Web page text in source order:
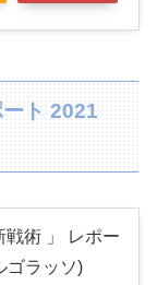
ト 2021
戦術 」 レポー
ゴラッソ)